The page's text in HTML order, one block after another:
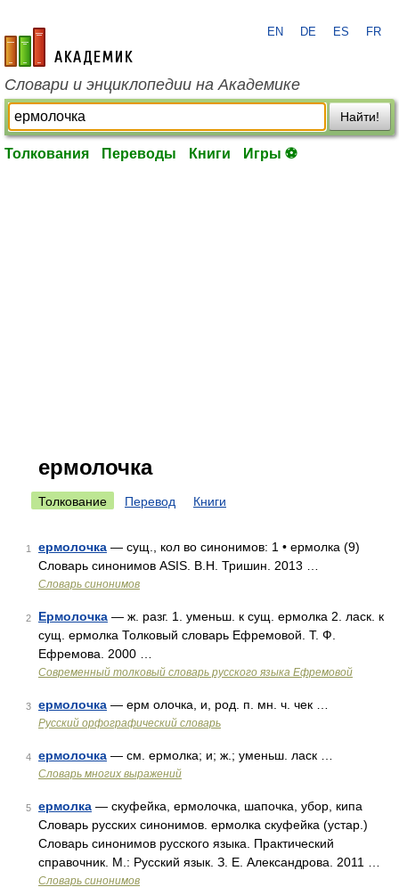
academic.ru
EN DE ES FR
Словари и энциклопедии на Академике
Найти!
Толкования Переводы Книги Игры ⚽
ермолочка
Толкование Перевод Книги
1 ермолочка — сущ., кол во синонимов: 1 • ермолка (9)
Словарь синонимов ASIS. В.Н. Тришин. 2013 …
Словарь синонимов
2 Ермолочка — ж. разг. 1. уменьш. к сущ. ермолка 2. ласк. к
сущ. ермолка Толковый словарь Ефремовой. Т. Ф.
Ефремова. 2000 …
Современный толковый словарь русского языка Ефремовой
3 ермолочка — ерм олочка, и, род. п. мн. ч. чек …
Русский орфографический словарь
4 ермолочка — см. ермолка; и; ж.; уменьш. ласк …
Словарь многих выражений
5 ермолка — скуфейка, ермолочка, шапочка, убор, кипа
Словарь русских синонимов. ермолка скуфейка (устар.)
Словарь синонимов русского языка. Практический
справочник. М.: Русский язык. З. Е. Александрова. 2011 …
Словарь синонимов